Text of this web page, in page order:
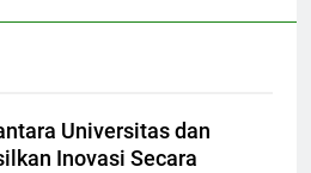
Universitas dan
Inovasi Secara